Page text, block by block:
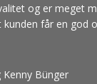
og er meget
får en god
Bünger